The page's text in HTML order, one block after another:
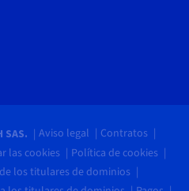
Aviso legal
Contratos
las cookies
Política de cookies
los titulares de dominios